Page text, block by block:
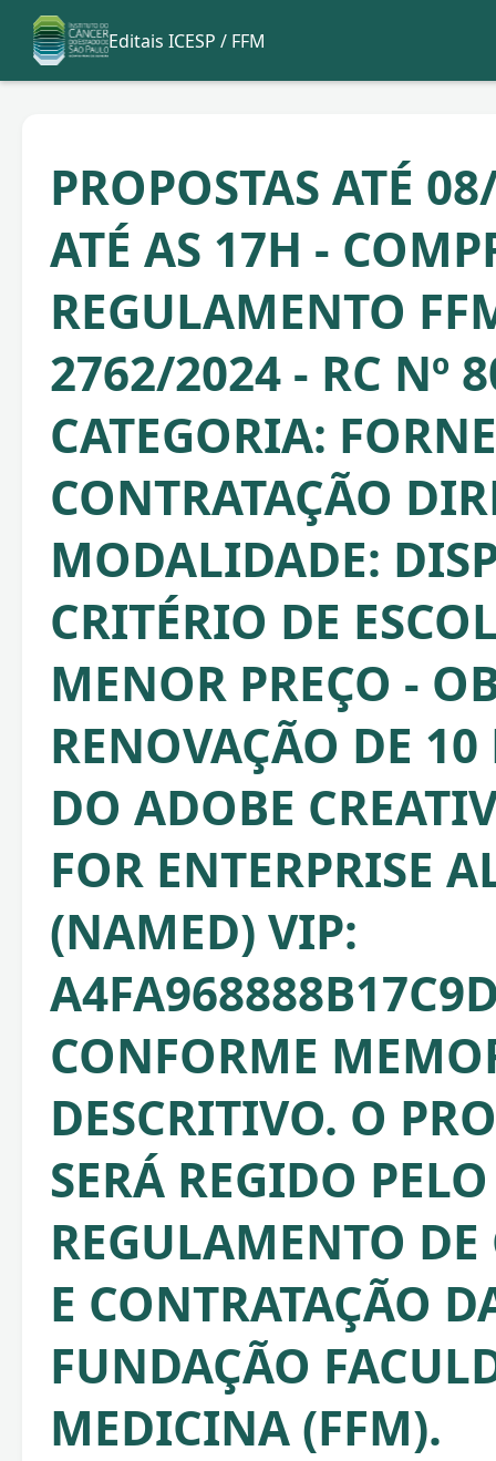
Editais ICESP / FFM
PROPOSTAS ATÉ
ATÉ AS 17H -
REGULAMENTO
2762/2024 - RC Nº
CATEGORIA:
CONTRATAÇÃO
MODALIDADE:
CRITÉRIO DE
MENOR PREÇO -
RENOVAÇÃO DE
DO ADOBE
FOR ENTERPRISE
(NAMED) VIP:
CONFORME
DESCRITIVO. O
SERÁ REGIDO PELO
REGULAMENTO DE
E CONTRATAÇÃO
FUNDAÇÃO
MEDICINA (FFM).